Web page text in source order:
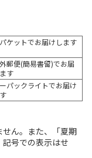
ケットでお届けします
郵便(簡易書留)でお届
す
パックライトでお届け
ん。また、「夏期
号での表示はせ